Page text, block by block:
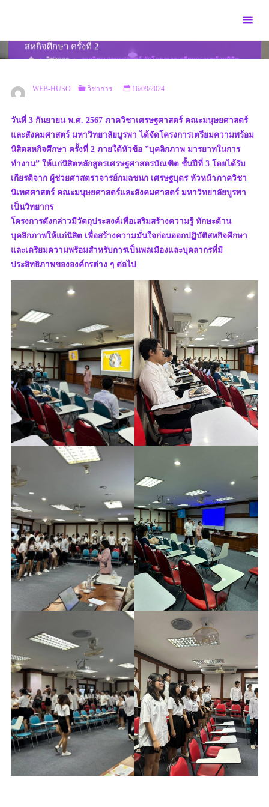
สหกิจศึกษา ครั้งที่ 2
HOMEวิชาการ
ภาควิชาเศรษฐศาสตร์ จัดโครงการเตรียมความพร้อมนิสิต
WEB-HUSO วิชาการ 16/09/2024
วันที่ 3 กันยายน พ.ศ. 2567 ภาควิชาเศรษฐศาสตร์ คณะมนุษยศาสตร์
และสังคมศาสตร์ มหาวิทยาลัยบูรพา ได้จัดโครงการเตรียมความพร้อม
นิสิตสหกิจศึกษา ครั้งที่ 2 ภายใต้หัวข้อ ”บุคลิกภาพ มารยาทในการ
ทำงาน” ให้แก่นิสิตหลักสูตรเศรษฐศาสตรบัณฑิต ชั้นปีที่ 3 โดยได้รับ
เกียรติจาก ผู้ช่วยศาสตราจารย์กมลชนก เศรษฐบุตร หัวหน้าภาควิชา
นิเทศศาสตร์ คณะมนุษยศาสตร์และสังคมศาสตร์ มหาวิทยาลัยบูรพา
เป็นวิทยากร
โครงการดังกล่าวมีวัตถุประสงค์เพื่อเสริมสร้างความรู้ ทักษะด้าน
บุคลิกภาพให้แก่นิสิต เพื่อสร้างความมั่นใจก่อนออกปฏิบัติสหกิจศึกษา
และเตรียมความพร้อมสำหรับการเป็นพลเมืองและบุคลากรที่มี
ประสิทธิภาพขององค์กรต่าง ๆ ต่อไป